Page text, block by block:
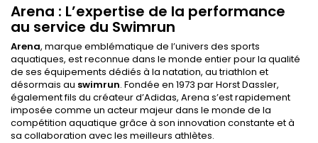
Arena : L’expertise de la performance
au service du Swimrun
Arena, marque emblématique de l’univers des sports
aquatiques, est reconnue dans le monde entier pour la qualité
de ses équipements dédiés à la natation, au triathlon et
désormais au swimrun. Fondée en 1973 par Horst Dassler,
également fils du créateur d’Adidas, Arena s’est rapidement
imposée comme un acteur majeur dans le monde de la
compétition aquatique grâce à son innovation constante et à
sa collaboration avec les meilleurs athlètes.